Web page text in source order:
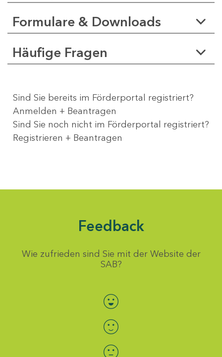
Formulare & Downloads
Häufige Fragen
Sind Sie bereits im Förderportal registriert?
Anmelden + Beantragen
Sind Sie noch nicht im Förderportal registriert?
Registrieren + Beantragen
Feedback
Wie zufrieden sind Sie mit der Website der
SAB?
Bewertung auswählen